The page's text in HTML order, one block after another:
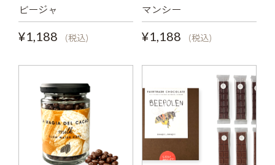
ビージャ
¥1,188
(税込)
マンシー
¥1,188
(税込)